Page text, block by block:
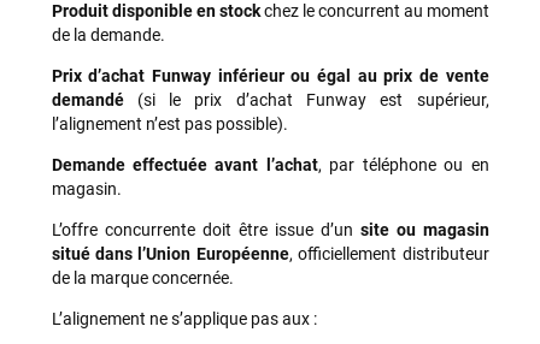
Produit disponible en stockchez le concurrent au moment
de la demande.
Prix d’achat Funway inférieur ou égal au prix de vente
demandé(si le prix d’achat Funway est supérieur,
l’alignement n’est pas possible).
Demande effectuée avant l’achat, par téléphone ou en
magasin.
L’offre concurrente doit être issue d’un site ou magasin
situé dans l’Union Européenne, officiellement distributeur
de la marque concernée.
L’alignement ne s’applique pas aux :